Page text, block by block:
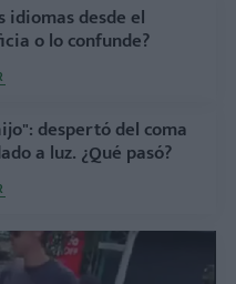
idiomas desde el
o lo confunde?
despertó del coma
a luz. ¿Qué pasó?